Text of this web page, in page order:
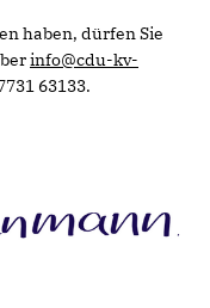
haben, dürfen Sie
info@cdu-kv-
63133.